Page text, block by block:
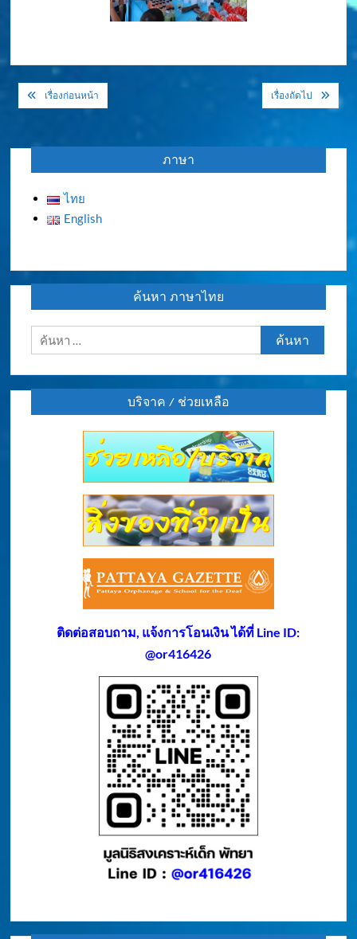
แนะแนว
เรื่องก่อนหน้า เรื่องถัดไป
ภาษา
ไทย
English
ค้นหา ภาษาไทย
ค้นหา
สำหรับ:
บริจาค / ช่วยเหลือ
ติดต่อสอบถาม, แจ้งการโอนเงิน ได้ที่ Line ID:
@or416426